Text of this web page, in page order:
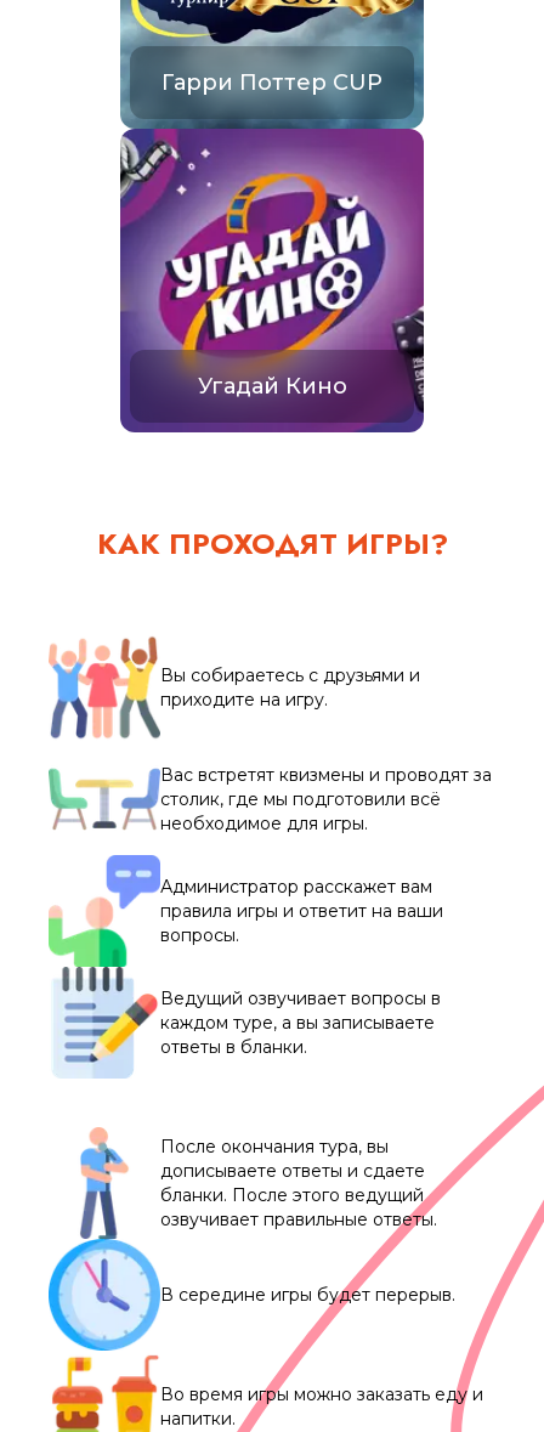
Гарри Поттер CUP
Угадай Кино
КАК ПРОХОДЯТ ИГРЫ?
Вы собираетесь с друзьями и
приходите на игру.
Вас встретят квизмены и проводят за
столик, где мы подготовили всё
необходимое для игры.
Администратор расскажет вам
правила игры и ответит на ваши
вопросы.
Ведущий озвучивает вопросы в
каждом туре, а вы записываете
ответы в бланки.
После окончания тура, вы
дописываете ответы и сдаете
бланки. После этого ведущий
озвучивает правильные ответы.
В середине игры будет перерыв.
Во время игры можно заказать еду и
напитки.